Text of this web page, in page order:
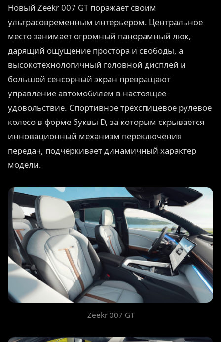
Новый Zeekr 007 GT поражает своим
ультрасовременным интерьером. Центральное
место занимает огромный панорамный люк,
дарящий ощущение простора и свободы, а
высокотехнологичный головной дисплей и
большой сенсорный экран превращают
управление автомобилем в настоящее
удовольствие. Спортивное трёхспицевое рулевое
колесо в форме буквы D, за которым скрывается
инновационный механизм переключения
передач, подчёркивает динамичный характер
модели.
Zeekr 007 GT